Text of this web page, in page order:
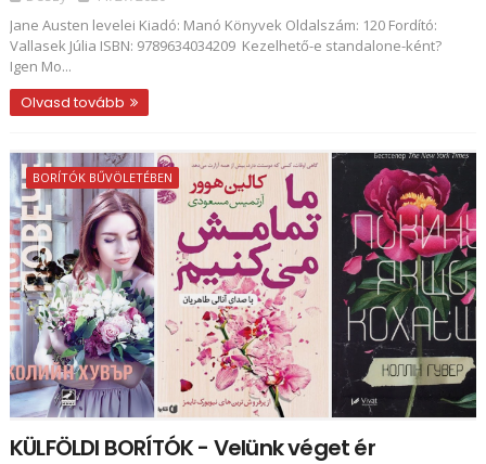
Jane Austen levelei Kiadó: Manó Könyvek Oldalszám: 120 Fordító:
Vallasek Júlia ISBN: 9789634034209 Kezelhető-e standalone-ként?
Igen Mo...
Olvasd tovább
BORÍTÓK BŰVÖLETÉBEN
KÜLFÖLDI BORÍTÓK - Velünk véget ér